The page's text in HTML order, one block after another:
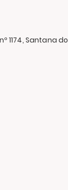
1174, Santana do